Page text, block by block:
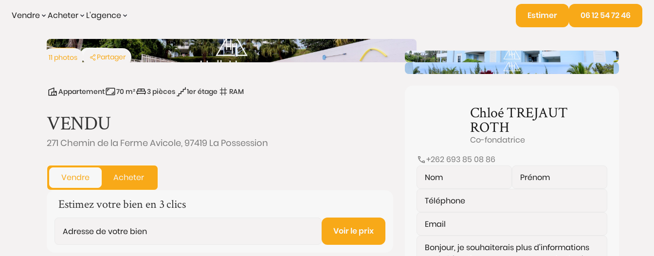
Vendre Acheter L'agence Estimer 06 12 54 72 46
Vendu Viager
11 photos Partager
Appartement 70 m² 3 pièces 1er étage RAM
VENDU
271 Chemin de la Ferme Avicole, 97419 La Possession
Vendre Acheter
Estimez votre bien en 3 clics
Voir le prix
ChloéTREJAUT
ROTH
Co-fondatrice
+262 693 85 08 86